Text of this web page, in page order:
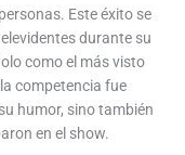
Este éxito se
durante su
como el más visto
competencia fue
humor, sino también
en el show.